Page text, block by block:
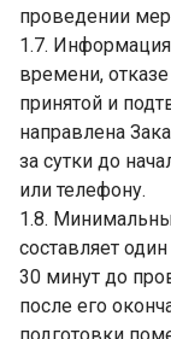
проведении
1.7.
времени,
принятой и
направлена
за сутки до
или телефону.
1.8.
составляет
30 минут до
после его
подготовки